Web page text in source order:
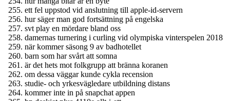
ett fel uppstod vid anslutning till apple-id-servern
hur säger man god fortsättning på engelska
svt play en mördare bland oss
damernas turnering i curling vid olympiska vinterspelen 2018
när kommer säsong 9 av badhotellet
barn som har svårt att somna
är det hets mot folkgrupp att bränna koranen
om dessa väggar kunde cykla recension
studie- och yrkesvägledare utbildning distans
kommer inte in på snapchat appen